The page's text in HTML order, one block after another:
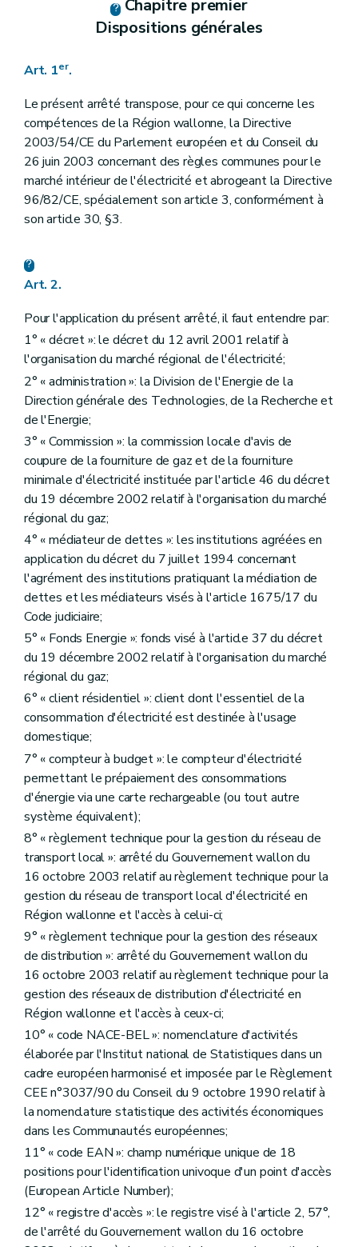
Art. 21
Art. 22
Art. 23
Art. 24
Section 3
Art. 25
Chapitre IV Obligations de service public à caractère social
Section première Fourniture aux clients protégés
Art. 26
Art. 27
Art. 28
Section 2 Procédure applicable au client résidentiel en cas de non-paiement
Art. 29
Art. 30
Art. 35
Art. 36
Art. 37
Section 4 Fourniture minimale garantie aux clients protégés
Sous-section première Fourniture minimale garantie et défaut récurrent de paiement
Art. 38
Art. 39
Sous-section 2
Art. 40
Sous-section 3 Recouvrement de la dette relative à la fourniture minimale garantie
Art. 41
Chapitre IV Obligations de service public à caractère social
Section première Fourniture aux clients protégés
Art. 26
Art. 27
Art. 28
Section 2 Procédure applicable au client résidentiel en cas de non-paiement
Art. 29
Art. 30
Section 3
Art. 31
Art. 32
Art. 33
Art. 34
Art. 35
Art. 36
Art. 37
Section 3
Art.
Section 4 Fourniture minimale garantie aux clients protégés
Sous-section première Fourniture minimale garantie et défaut récurrent de paiement
Art. 38
Art. 39
Sous-section 2
Art. 40
Sous-section 3 Recouvrement de la dette relative à la fourniture minimale garantie
Art. 41
Chapitre V Contrôle de la « CWaPE »
Art. 42
Art. 43
Art. 44
Chapitre V Contrôle de la « CWaPE »
Art. 42
Art. 43
Art. 44
Chapitre VI
Dispositions transitoires et finales
Art. 45
Art. 45ter
Art. 46
Art. 47
Art. 48
Chapitre VI Dispositions transitoires et finales
Art. 45
Art. 45bis
Art. 46
Art. 47
Art. 48
Annexe 1
Chapitre premier
Dispositions générales
Art. 1er.
Le présent arrêté transpose, pour ce qui concerne les
compétences de la Région wallonne, la Directive
2003/54/CE du Parlement européen et du Conseil du
26 juin 2003 concernant des règles communes pour le
marché intérieur de l'électricité et abrogeant la Directive
96/82/CE, spécialement son article 3, conformément à
son article 30, §3.
Art. 2.
Pour l'application du présent arrêté, il faut entendre par:
1° « décret »: le décret du 12 avril 2001 relatif à
l'organisation du marché régional de l'électricité;
2° « administration »: la Division de l'Energie de la
Direction générale des Technologies, de la Recherche et
de l'Energie;
3° « Commission »: la commission locale d'avis de
coupure de la fourniture de gaz et de la fourniture
minimale d'électricité instituée par l'article 46 du décret
du 19 décembre 2002 relatif à l'organisation du marché
régional du gaz;
4° « médiateur de dettes »: les institutions agréées en
application du décret du 7 juillet 1994 concernant
l'agrément des institutions pratiquant la médiation de
dettes et les médiateurs visés à l'article 1675/17 du
Code judiciaire;
5° « Fonds Energie »: fonds visé à l'article 37 du décret
du 19 décembre 2002 relatif à l'organisation du marché
régional du gaz;
6° « client résidentiel »: client dont l'essentiel de la
consommation d'électricité est destinée à l'usage
domestique;
7° « compteur à budget »: le compteur d'électricité
permettant le prépaiement des consommations
d'énergie via une carte rechargeable (ou tout autre
système équivalent);
8° « règlement technique pour la gestion du réseau de
transport local »: arrêté du Gouvernement wallon du
16 octobre 2003 relatif au règlement technique pour la
gestion du réseau de transport local d'électricité en
Région wallonne et l'accès à celui-ci;
9° « règlement technique pour la gestion des réseaux
de distribution »: arrêté du Gouvernement wallon du
16 octobre 2003 relatif au règlement technique pour la
gestion des réseaux de distribution d'électricité en
Région wallonne et l'accès à ceux-ci;
10° « code NACE-BEL »: nomenclature d'activités
élaborée par l'Institut national de Statistiques dans un
cadre européen harmonisé et imposée par le Règlement
CEE n°3037/90 du Conseil du 9 octobre 1990 relatif à
la nomenclature statistique des activités économiques
dans les Communautés européennes;
11° « code EAN »: champ numérique unique de 18
positions pour l'identification univoque d'un point d'accès
(European Article Number);
12° « registre d'accès »: le registre visé à l'article 2, 57°,
de l'arrêté du Gouvernement wallon du 16 octobre